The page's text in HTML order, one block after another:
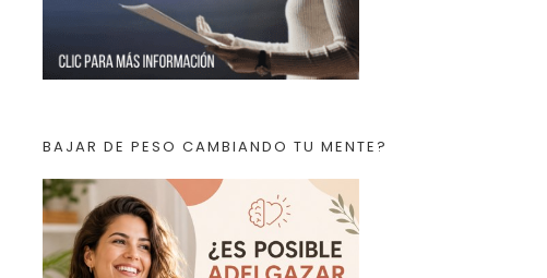
BAJAR DE PESO CAMBIANDO TU MENTE?